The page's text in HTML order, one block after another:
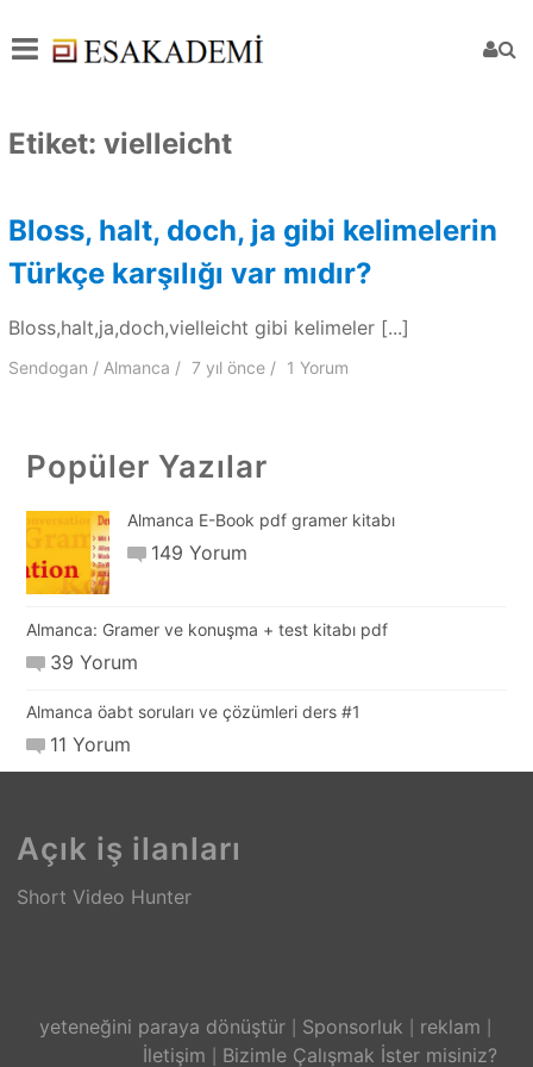
Etiket: vielleicht
Bloss, halt, doch, ja gibi kelimelerin
Türkçe karşılığı var mıdır?
Bloss,halt,ja,doch,vielleicht gibi kelimeler [...]
Sendogan Almanca 7 yılönce 1 Yorum
Popüler Yazılar
Almanca E-Book pdf gramer kitabı
149 Yorum
Almanca: Gramer ve konuşma + test kitabı pdf
39 Yorum
Almanca öabt soruları ve çözümleri ders #1
11 Yorum
Açık iş ilanları
Short Video Hunter
yeteneğini paraya dönüştür Sponsorluk
reklam
İletişim
Bizimle Çalışmak İster misiniz?